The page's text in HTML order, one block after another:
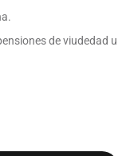
de viudedad u